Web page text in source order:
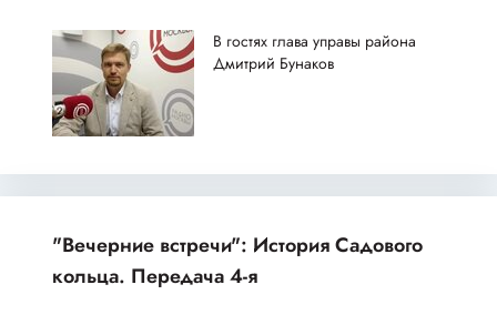
В гостях глава управы района
Дмитрий Бунаков
"Вечерние встречи": История Садового
кольца. Передача 4-я